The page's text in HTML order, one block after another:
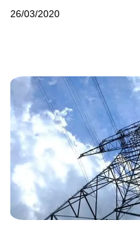
26/03/2020